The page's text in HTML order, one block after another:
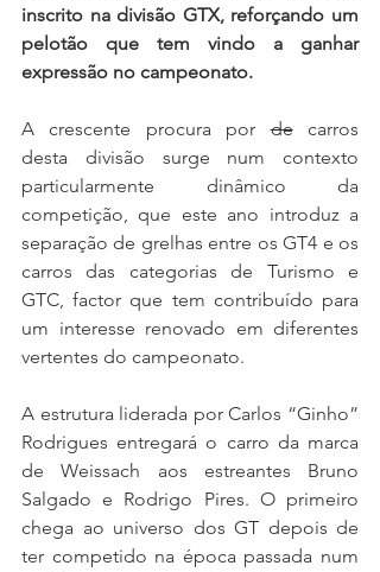
inscrito na divisão GTX, reforçando um
pelotão que tem vindo a ganhar
expressão no campeonato.
A crescente procura por de carros
desta divisão surge num contexto
particularmente dinâmico da
competição, que este ano introduz a
separação de grelhas entre os GT4 e os
carros das categorias de Turismo e
GTC, factor que tem contribuído para
um interesse renovado em diferentes
vertentes do campeonato.
A estrutura liderada por Carlos “Ginho”
Rodrigues entregará o carro da marca
de Weissach aos estreantes Bruno
Salgado e Rodrigo Pires. O primeiro
chega ao universo dos GT depois de
ter competido na época passada num